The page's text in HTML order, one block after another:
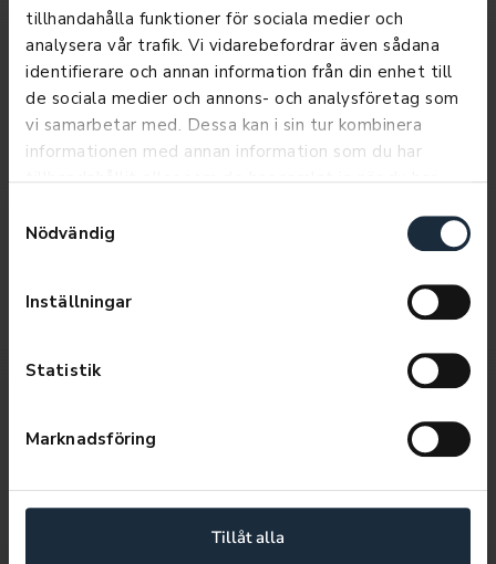
tillhandahålla funktioner för sociala medier och
analysera vår trafik. Vi vidarebefordrar även sådana
identifierare och annan information från din enhet till
de sociala medier och annons- och analysföretag som
vi samarbetar med. Dessa kan i sin tur kombinera
informationen med annan information som du har
Nödvändig
Inställningar
Statistik
Marknadsföring
Tillåt alla
Köpa begagnad bil
Här hittar du ett stort urval begagnade bilar, av många
olika märken, både transportbilar och personbilar. Vi
hjälper dig att hitta en bil som passar för ditt ändamål,
din smak och inte minst, din plånbok. När vi hittat bilen
Vi tar hand om din bil efter köpet! Även om du köpt
dig sköta och underhålla den i framtiden. Vi har
serva och reparera alla märken, allt för att du ska få
ett så tryggt och enkelt bilägande som möjligt.
LÄS
Vi köper din bil